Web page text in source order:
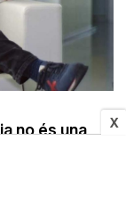
X
no és una